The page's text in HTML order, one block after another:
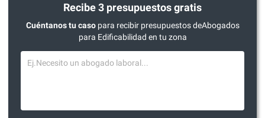
Recibe 3 presupuestos gratis
Cuéntanos tu casopara recibir presupuestos deAbogados
para Edificabilidad en tu zona